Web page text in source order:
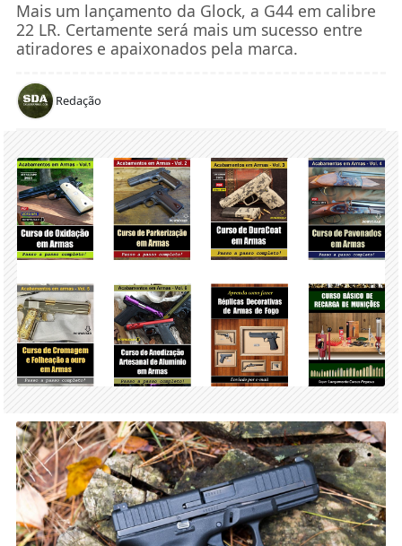
Mais um lançamento da Glock, a G44 em calibre
22 LR. Certamente será mais um sucesso entre
atiradores e apaixonados pela marca.
Redação